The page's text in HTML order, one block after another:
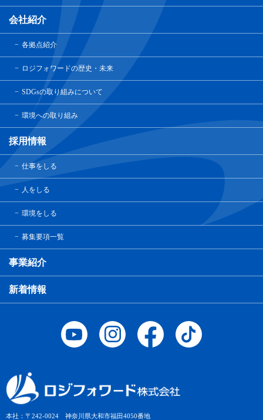
本社：〒242-0024 神奈川県大和市福田4050番地
会社紹介
各拠点紹介
ロジフォワードの歴史・未来
SDGsの取り組みについて
環境への取り組み
採用情報
仕事をしる
人をしる
環境をしる
募集要項一覧
事業紹介
新着情報